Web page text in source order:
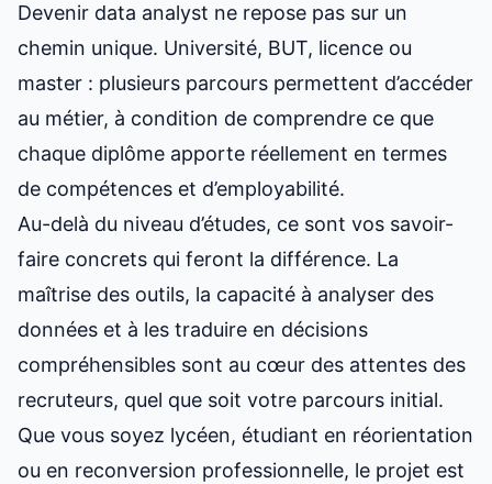
Devenir data analyst ne repose pas sur un
chemin unique. Université, BUT, licence ou
master : plusieurs parcours permettent d’accéder
au métier, à condition de comprendre ce que
chaque diplôme apporte réellement en termes
de compétences et d’employabilité.
Au-delà du niveau d’études, ce sont vos savoir-
faire concrets qui feront la différence. La
maîtrise des outils, la capacité à analyser des
données et à les traduire en décisions
compréhensibles sont au cœur des attentes des
recruteurs, quel que soit votre parcours initial.
Que vous soyez lycéen, étudiant en réorientation
ou en reconversion professionnelle, le projet est